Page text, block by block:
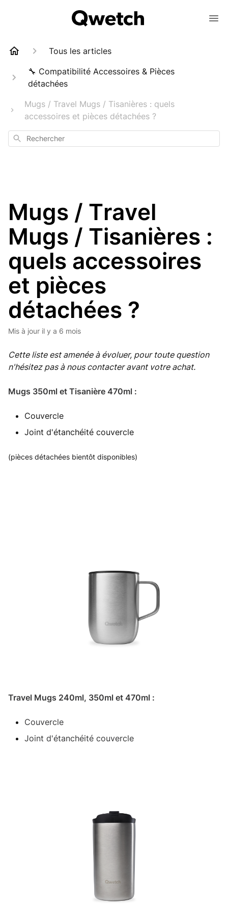
Tous les articles
🔧 Compatibilité Accessoires & Pièces
détachées
Mugs / Travel Mugs / Tisanières : quels
accessoires et pièces détachées ?
Rechercher
Mugs / Travel
Mugs / Tisanières :
quels accessoires
et pièces
détachées ?
Mis à jour il y a 6 mois
Cette liste est amenée à évoluer, pour toute question
n'hésitez pas à nous contacter avant votre achat.
Mugs 350ml et Tisanière 470ml :
Couvercle
Joint d'étanchéité couvercle
(pièces détachées bientôt disponibles)
Travel Mugs 240ml, 350ml et 470ml :
Couvercle
Joint d'étanchéité couvercle